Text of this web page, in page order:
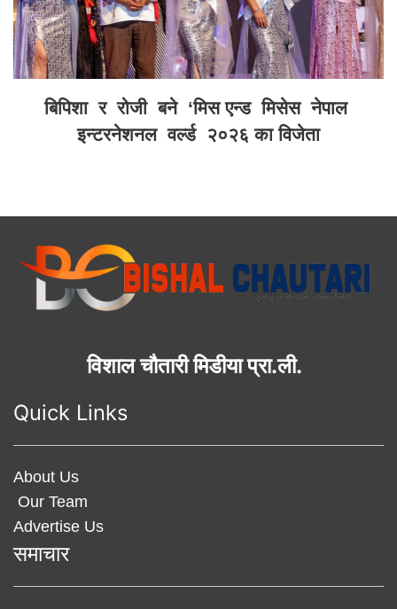
बिपिशा र रोजी बने ‘मिस एन्ड मिसेस नेपाल
इन्टरनेशनल वर्ल्ड २०२६ का विजेता
विशाल चौतारी मिडीया प्रा.ली.
Quick Links
About Us
Our Team
Advertise Us
समाचार